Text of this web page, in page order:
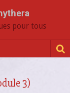
pour tous
3)